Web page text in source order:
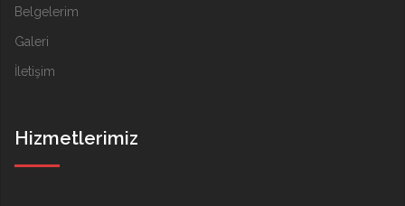
Belgelerim
Galeri
İletişim
Hizmetlerimiz